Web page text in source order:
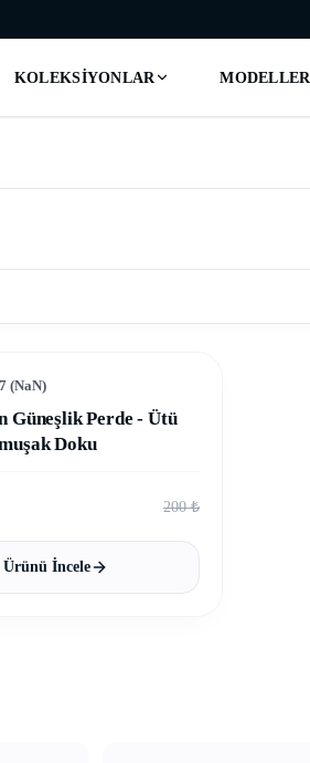
KOLEKSIYONLAR MODELLER
(NaN)
Güneşlik Perde - Ütü
Doku
200₺
Ürünü İncele